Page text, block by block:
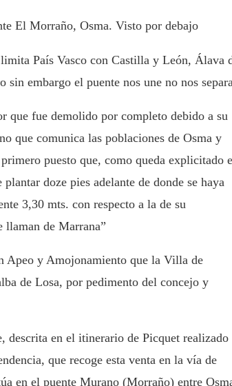
El Morraño, Osma. Visto por debajo
País Vasco con Castilla y León, Álava
embargo el puente nos une no nos
que fue demolido por completo debido a su
que comunica las poblaciones de Osma y
puesto que, como queda explicitado
doze pies adelante de donde se haya
3,30 mts. con respecto a la de su
llaman de Marrana”
Apeo y Amojonamiento que la Villa de
de Losa, por pedimento del concejo y
descrita en el itinerario de Picquet realizado
que recoge esta venta en la vía de
en el puente Murano (Morraño) entre